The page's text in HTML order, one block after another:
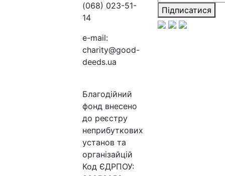
(068) 023-51-
14
e-mail:
charity@good-
deeds.ua
Благодійний
фонд внесено
до реєстру
неприбуткових
установ та
організайцій
Код ЄДРПОУ:
Підписатися